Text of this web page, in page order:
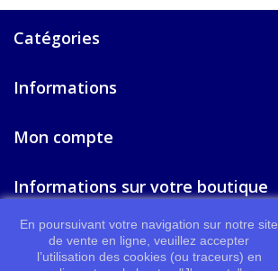
Catégories
Informations
Mon compte
Informations sur votre boutique
En poursuivant votre navigation sur notre site
de vente en ligne, veuillez accepter
l’utilisation des cookies (ou traceurs) en